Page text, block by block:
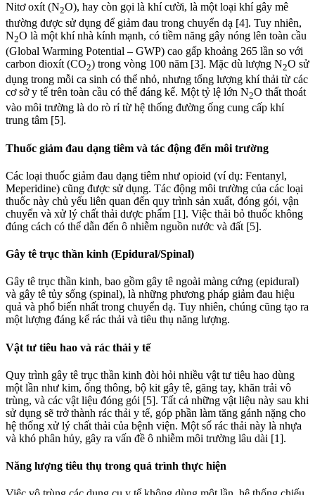
Nitơ oxít (N2O), hay còn gọi là khí cười, là một loại khí gây mê
thường được sử dụng để giảm đau trong chuyển dạ [4]. Tuy nhiên,
N2O là một khí nhà kính mạnh, có tiềm năng gây nóng lên toàn cầu
(Global Warming Potential – GWP) cao gấp khoảng 265 lần so với
carbon đioxít (CO2) trong vòng 100 năm [3]. Mặc dù lượng N2O sử
dụng trong mỗi ca sinh có thể nhỏ, nhưng tổng lượng khí thải từ các
cơ sở y tế trên toàn cầu có thể đáng kể. Một tỷ lệ lớn N2O thất thoát
vào môi trường là do rò rỉ từ hệ thống đường ống cung cấp khí
trung tâm [5].
Thuốc giảm đau dạng tiêm và tác động đến môi trường
Các loại thuốc giảm đau dạng tiêm như opioid (ví dụ: Fentanyl,
Meperidine) cũng được sử dụng. Tác động môi trường của các loại
thuốc này chủ yếu liên quan đến quy trình sản xuất, đóng gói, vận
chuyển và xử lý chất thải dược phẩm [1]. Việc thải bỏ thuốc không
đúng cách có thể dẫn đến ô nhiễm nguồn nước và đất [5].
Gây tê trục thần kinh (Epidural/Spinal)
Gây tê trục thần kinh, bao gồm gây tê ngoài màng cứng (epidural)
và gây tê tủy sống (spinal), là những phương pháp giảm đau hiệu
quả và phổ biến nhất trong chuyển dạ. Tuy nhiên, chúng cũng tạo ra
một lượng đáng kể rác thải và tiêu thụ năng lượng.
Vật tư tiêu hao và rác thải y tế
Quy trình gây tê trục thần kinh đòi hỏi nhiều vật tư tiêu hao dùng
một lần như kim, ống thông, bộ kit gây tê, găng tay, khăn trải vô
trùng, và các vật liệu đóng gói [5]. Tất cả những vật liệu này sau khi
sử dụng sẽ trở thành rác thải y tế, góp phần làm tăng gánh nặng cho
hệ thống xử lý chất thải của bệnh viện. Một số rác thải này là nhựa
và khó phân hủy, gây ra vấn đề ô nhiễm môi trường lâu dài [1].
Năng lượng tiêu thụ trong quá trình thực hiện